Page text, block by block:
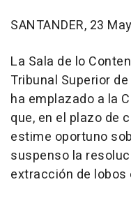
SANTANDER, 23
La Sala de lo
Tribunal Superior
ha emplazado a la
que, en el plazo de
estime oportuno
suspenso la
extracción de lobos